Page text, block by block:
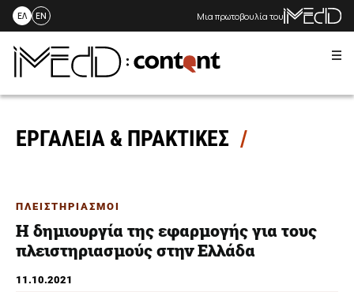
Skip
content
ΕΛ EN Μια πρωτοβουλία του
ΕΡΓΑΛΕΙΑ & ΠΡΑΚΤΙΚΕΣ
ΠΛΕΙΣΤΗΡΙΑΣΜΟΙ
Η δημιουργία της εφαρμογής για τους
πλειστηριασμούς στην Ελλάδα
11.10.2021